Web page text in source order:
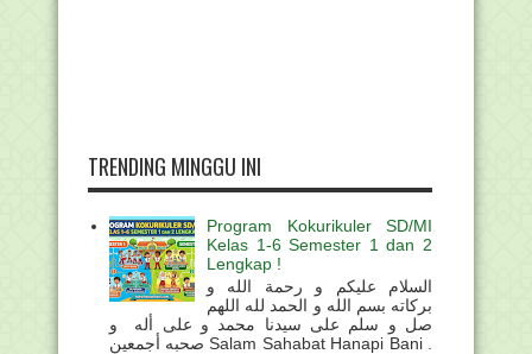
TRENDING MINGGU INI
Program Kokurikuler SD/MI
Kelas 1-6 Semester 1 dan 2
Lengkap !
السلام عليكم و رحمة الله و
بركاته بسم الله و الحمد لله اللهم
صل و سلم على سيدنا محمد و على أله و
صحبه أجمعين Salam Sahabat Hanapi Bani .